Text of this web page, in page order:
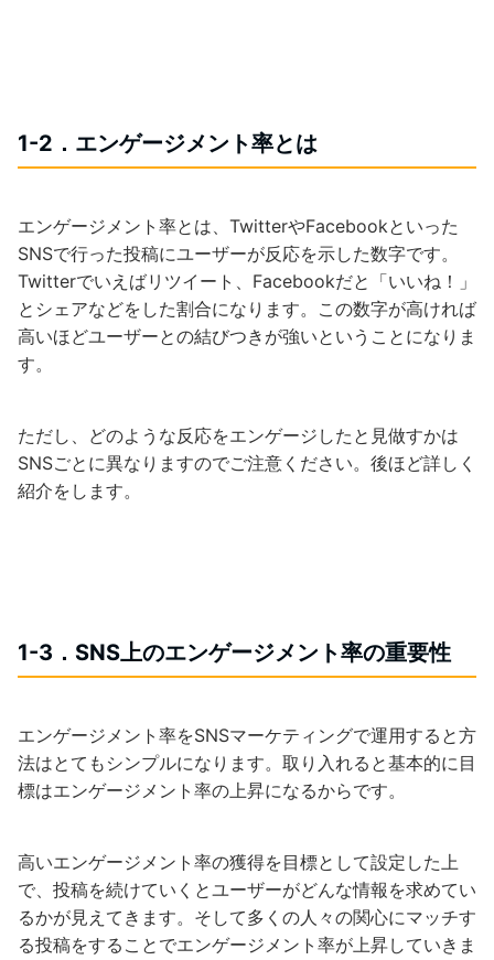
1-2．エンゲージメント率とは
エンゲージメント率とは、TwitterやFacebookといった
SNSで行った投稿にユーザーが反応を示した数字です。
Twitterでいえばリツイート、Facebookだと「いいね！」
とシェアなどをした割合になります。この数字が高ければ
高いほどユーザーとの結びつきが強いということになりま
す。
ただし、どのような反応をエンゲージしたと見做すかは
SNSごとに異なりますのでご注意ください。後ほど詳しく
紹介をします。
1-3．SNS上のエンゲージメント率の重要性
エンゲージメント率をSNSマーケティングで運用すると方
法はとてもシンプルになります。取り入れると基本的に目
標はエンゲージメント率の上昇になるからです。
高いエンゲージメント率の獲得を目標として設定した上
で、投稿を続けていくとユーザーがどんな情報を求めてい
るかが見えてきます。そして多くの人々の関心にマッチす
る投稿をすることでエンゲージメント率が上昇していきま